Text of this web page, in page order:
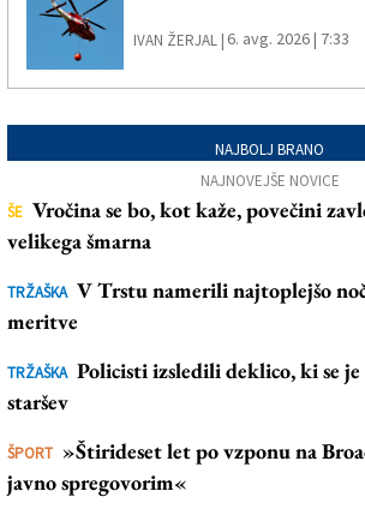
IVAN ŽERJAL | 6. avg. 2026 | 7:33
NAJBOLJ BRANO
NAJNOVEJŠE NOVICE
ŠE Vročina se bo, kot kaže, povečini
velikega šmarna
TRŽAŠKA V Trstu namerili najtoplejšo
meritve
TRŽAŠKA Policisti izsledili deklico, ki se
staršev
ŠPORT »Štirideset let po vzponu na
javno spregovorim«